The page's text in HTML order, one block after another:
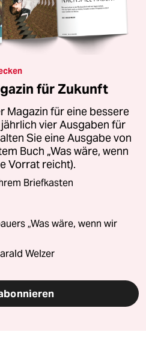
für Zukunft
Magazin für eine bessere
vier Ausgaben für
Sie eine Ausgabe von
Buch „Was wäre, wenn
Vorrat reicht).
Briefkasten
„Was wäre, wenn wir
Welzer